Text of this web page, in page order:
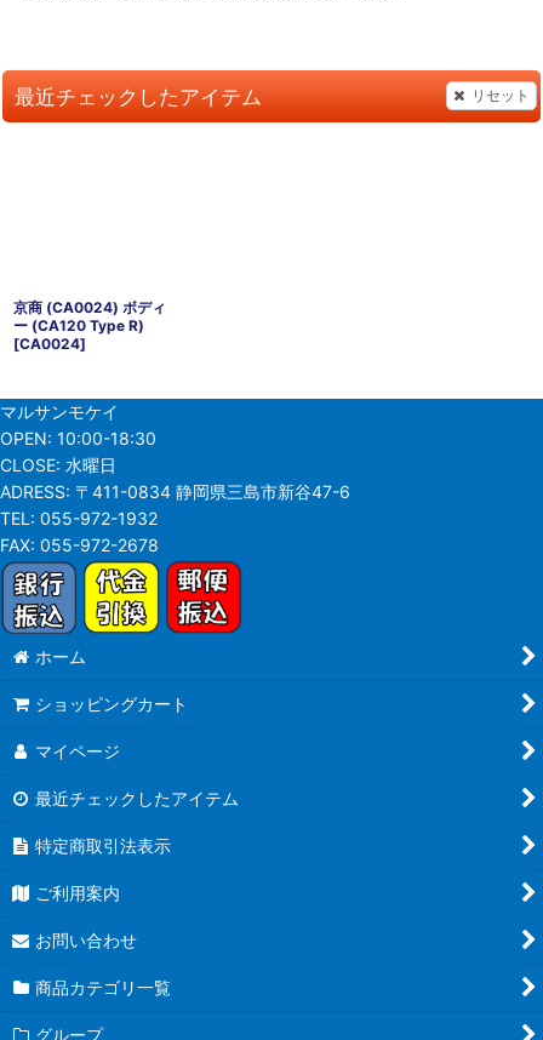
最近チェックしたアイテム リセット
京商 (CA0024) ボディ
ー (CA120 Type R)
[CA0024]
マルサンモケイ
OPEN: 10:00-18:30
CLOSE: 水曜日
ADRESS: 〒411-0834 静岡県三島市新谷47-6
TEL: 055-972-1932
FAX: 055-972-2678
ホーム
ショッピングカート
マイページ
最近チェックしたアイテム
特定商取引法表示
ご利用案内
お問い合わせ
商品カテゴリ一覧
グループ